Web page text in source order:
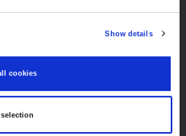
Show details
cookies